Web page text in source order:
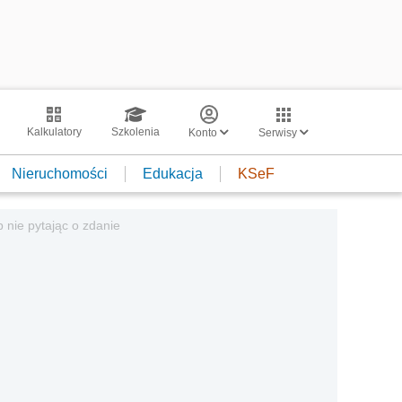
Kalkulatory Szkolenia Konto Serwisy
Nieruchomości Edukacja KSeF
nie pytając o zdanie